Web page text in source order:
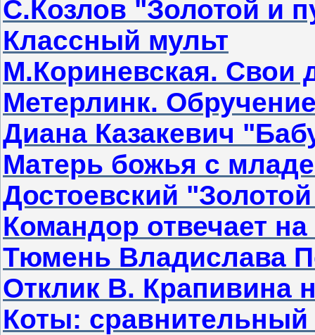
С.Козлов "Золотой и
Классный мульт
М.Кориневская. Свои
Метерлинк.
Диана Казакевич
Матерь божья с
Достоевский
Командор отвечает
Тюмень Владислава
Отклик В. Крапивина
Коты: сравнительный